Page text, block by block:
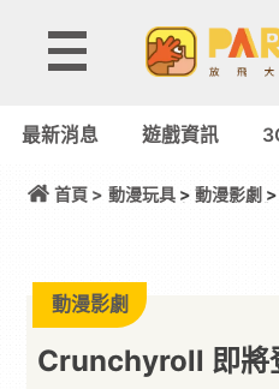
最新消息 遊戲資訊
首頁 > 動漫玩具> 動漫影劇
動漫影劇
Crunchyroll 即將